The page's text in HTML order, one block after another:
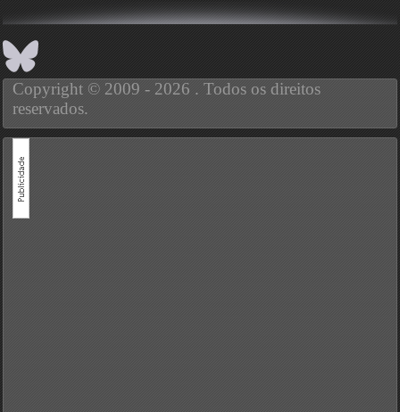
Copyright © 2009 - 2026 . Todos os direitos
reservados.